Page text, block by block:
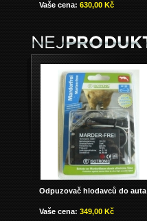
Vaše cena: 630,00 Kč
Odpuzovač hlodavců do auta
Vaše cena: 349,00 Kč